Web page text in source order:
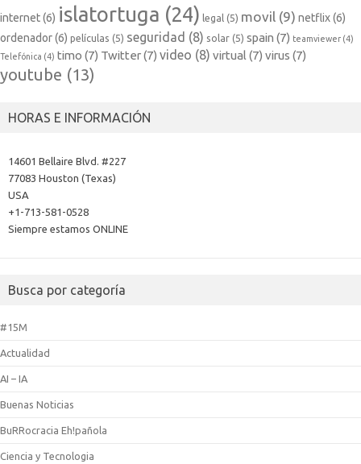
internet(6) islatortuga (24) legal (5) movil (9) netflix(6)
ordenador(6) películas (5) seguridad (8) solar (5) spain (7) teamviewer (4)
Telefónica (4) timo (7) Twitter(7) video (8) virtual (7) virus (7)
youtube (13)
HORAS E INFORMACIÓN
14601 Bellaire Blvd. #227
77083 Houston (Texas)
USA
+1-713-581-0528
Siempre estamos ONLINE
Busca por categoría
#15M
Actualidad
AI – IA
Buenas Noticias
BuRRocracia Eh!pañola
Ciencia y Tecnologia